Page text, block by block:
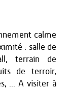
calme
: salle de
terrain de
de terroir,
... A visiter à